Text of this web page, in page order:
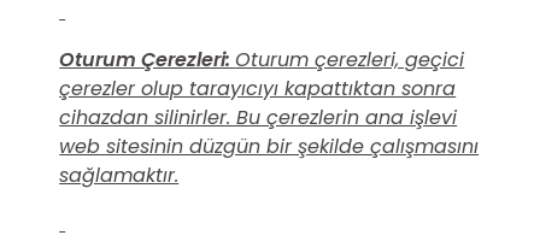
Oturum Çerezleri:Oturum çerezleri, geçici
çerezler olup tarayıcıyı kapattıktan sonra
cihazdan silinirler. Bu çerezlerin ana işlevi
web sitesinin düzgün bir şekilde çalışmasını
sağlamaktır.